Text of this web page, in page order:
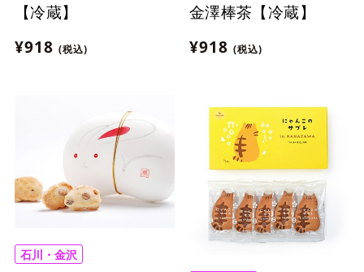
【冷蔵】
¥918 (税込)
金澤棒茶【冷蔵】
¥918 (税込)
石川・金沢